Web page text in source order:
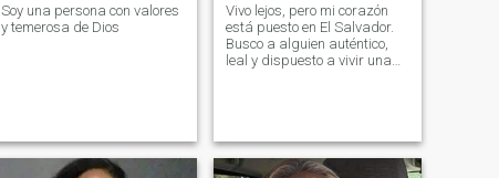
Soy una persona con valores
y temerosa de Dios
Vivo lejos, pero mi corazón
está puesto en El Salvador.
Busco a alguien auténtico,
leal y dispuesto a vivir una